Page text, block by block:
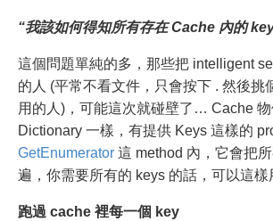
“我該如何得知所有存在 Cache 內的
這個問題單純的多，那些把 intelligent
的人 (平常不看文件，只會按下 . 然後挑
用的人)，可能這次就碰壁了… Cache
Dictionary 一樣，有提供 Keys 這樣的
GetEnumerator 這 method 內，它會把
遍，你需要所有的 keys 的話，可以這樣
跑過 cache 裡每一個 key